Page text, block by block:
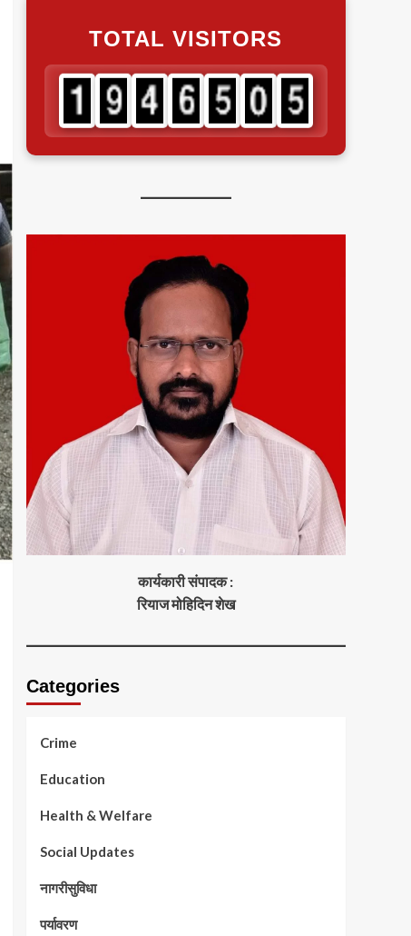
TOTAL VISITORS
कार्यकारी संपादक :
रियाज मोहिदिन शेख
Categories
Crime
Education
Health & Welfare
Social Updates
नागरीसुविधा
पर्यावरण